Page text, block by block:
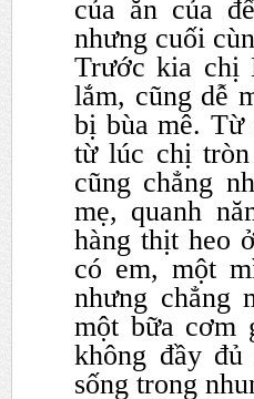
của ăn của
nhưng cuối
Trước kia chị
lắm, cũng dễ
bị bùa mê.
từlúc chị
cũng chẳng
mẹ, quanh
hàng thịt heo
có em, một
nhưng chẳng
một bữa cơm
không đầy
sống trong